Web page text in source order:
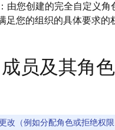
由您创建的完全自定义角
足您的组织的具体要求的
员及其角色
改（例如分配角色或拒绝权